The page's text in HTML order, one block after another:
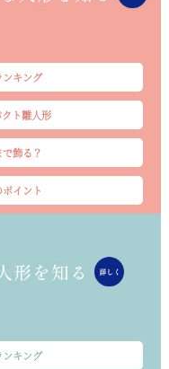
ンキング
クト雛人形
飾る？
イント
ンキング